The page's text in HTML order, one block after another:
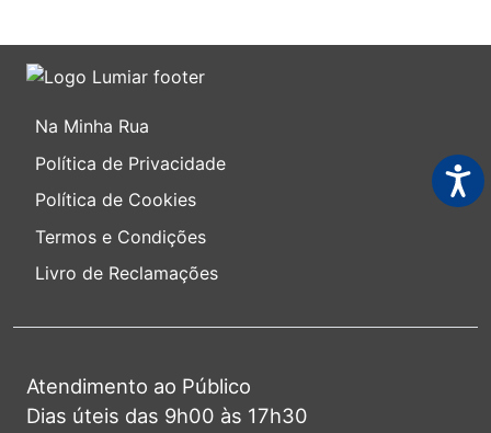
Na Minha Rua
Política de Privacidade
Política de Cookies
Termos e Condições
Livro de Reclamações
Atendimento ao Público
Dias úteis das 9h00 às 17h30